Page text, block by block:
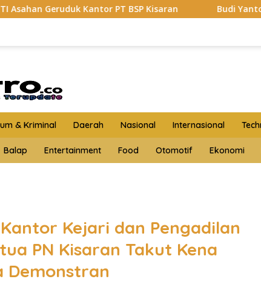
PT BSP Kisaran Budi Yanto SH Dilantik Jadi
& Kriminal Daerah Nasional Internasional
Balap Entertainment Food Otomotif Ekonomi
Kejari dan Pengadilan
PN Kisaran Takut Kena
Demonstran